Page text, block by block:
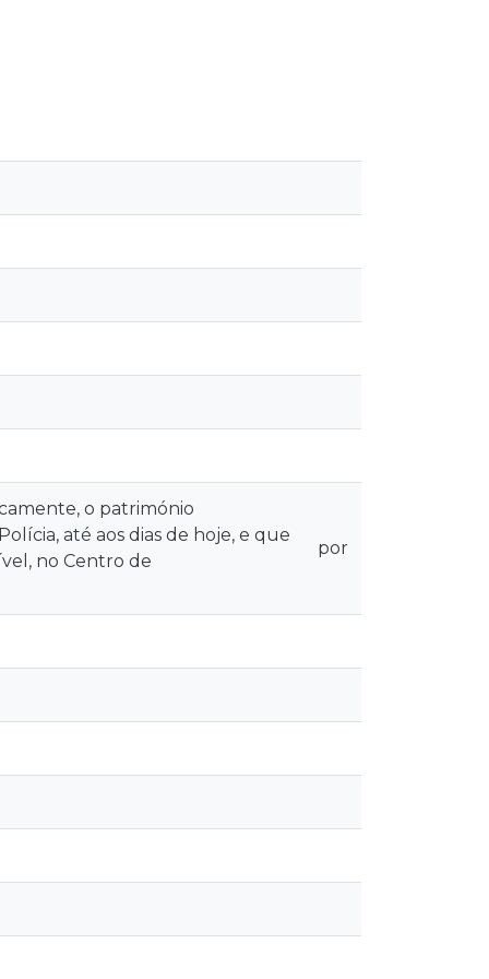
o património
até aos dias de hoje, e que
no Centro de
por